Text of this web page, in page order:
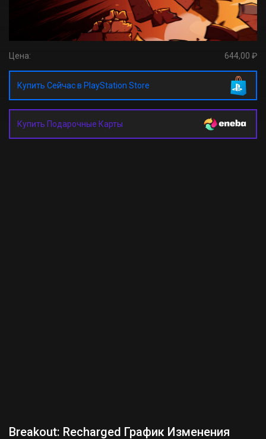
Цена: 644,00 ₽
Купить Сейчас в PlayStation Store
Купить Подарочные Карты
Breakout: Recharged График Изменения